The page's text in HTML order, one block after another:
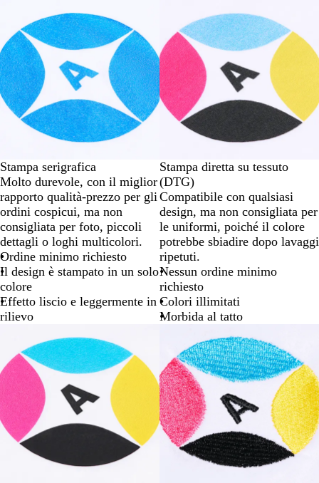
Stampa serigrafica
Molto durevole, con il miglior
rapporto qualità-prezzo per gli
ordini cospicui, ma non
consigliata per foto, piccoli
dettagli o loghi multicolori.
Ordine minimo richiesto
Il design è stampato in un solo
colore
Effetto liscio e leggermente in
rilievo
Stampa diretta su tessuto
(DTG)
Compatibile con qualsiasi
design, ma non consigliata per
le uniformi, poiché il colore
potrebbe sbiadire dopo lavaggi
ripetuti.
Nessun ordine minimo
richiesto
Colori illimitati
Morbida al tatto